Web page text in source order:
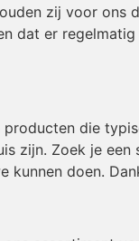
zij voor ons
dat er
die
zijn. Zoek je
doen.